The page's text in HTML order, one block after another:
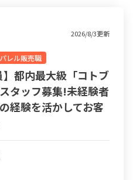
2026/8/3更新
レル販売職
】都内最大級「コトブ
タッフ募集!未経験者
経験を活かしてお客